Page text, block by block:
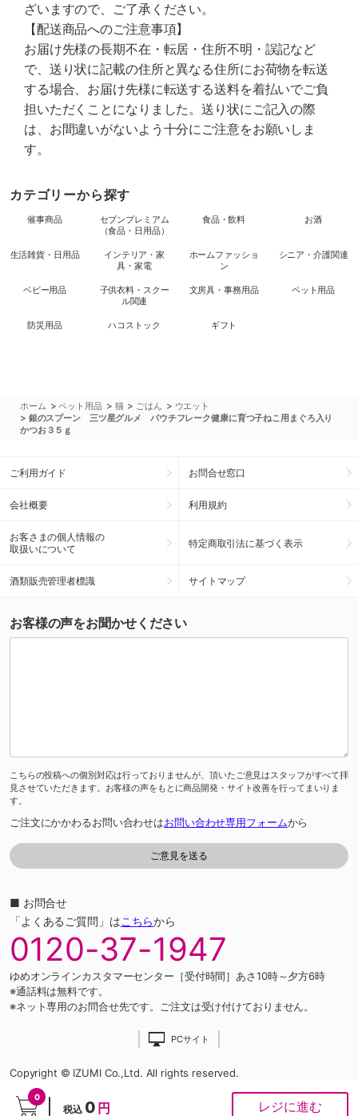
0
税込 0 円 レジに進む
ざいますので、ご了承ください。
【配送商品へのご注意事項】
お届け先様の長期不在・転居・住所不明・誤記など
で、送り状に記載の住所と異なる住所にお荷物を転送
する場合、お届け先様に転送する送料を着払いでご負
担いただくことになりました。送り状にご記入の際
は、お間違いがないよう十分にご注意をお願いしま
す。
カテゴリーから探す
催事商品
セブンプレミアム
（食品・日用品）
食品・飲料 お酒
生活雑貨・日用品
インテリア・家
具・家電
ホームファッショ
ン
シニア・介護関連
ベビー用品
子供衣料・スクー
ル関連
文房具・事務用品 ペット用品
防災用品 ハコストック ギフト
ホーム >ペット用品 > 猫 > ごはん > ウエット
> 銀のスプーン 三ツ星グルメ パウチフレーク健康に育つ子ねこ用まぐろ入り
かつお３５ｇ
ご利用ガイド お問合せ窓口
会社概要 利用規約
お客さまの個人情報の
取扱いについて
特定商取引法に基づく表示
酒類販売管理者標識 サイトマップ
お客様の声をお聞かせください
こちらの投稿への個別対応は行っておりませんが、頂いたご意見はスタッフがすべて拝
見させていただきます。お客様の声をもとに商品開発・サイト改善を行ってまいりま
す。
ご注文にかかわるお問い合わせはお問い合わせ専用フォームから
■ お問合せ
「よくあるご質問」はこちらから
0120-37-1947
ゆめオンラインカスタマーセンター［受付時間］あさ10時～夕方6時
※通話料は無料です。
※ネット専用のお問合せ先です。ご注文は受け付けておりません。
PCサイト
Copyright © IZUMI Co.,Ltd. All rights reserved.